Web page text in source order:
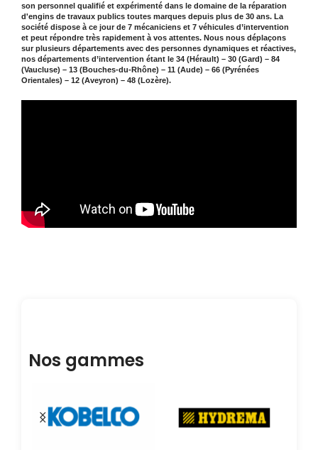
son personnel qualifié et expérimenté dans le domaine de la réparation
d'engins de travaux publics toutes marques depuis plus de 30 ans. La
société dispose à ce jour de 7 mécaniciens et 7 véhicules d’intervention
et peut répondre très rapidement à vos attentes. Nous nous déplaçons
sur plusieurs départements avec des personnes dynamiques et réactives,
nos départements d’intervention étant le 34 (Hérault) – 30 (Gard) – 84
(Vaucluse) – 13 (Bouches-du-Rhône) – 11 (Aude) – 66 (Pyrénées
Orientales) – 12 (Aveyron) – 48 (Lozère).
Nos gammes